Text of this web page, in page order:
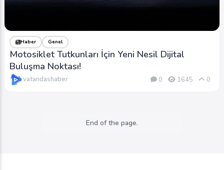
Haber Genel
Motosiklet Tutkunları İçin Yeni Nesil Dijital
Buluşma Noktası!
vatandashaber 0 1645 0
End of the page.